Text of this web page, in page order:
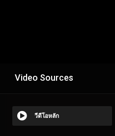
Video Sources
วีดีโอหลัก